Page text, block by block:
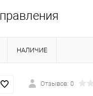
НАЛИЧИЕ
Отзывов: 0